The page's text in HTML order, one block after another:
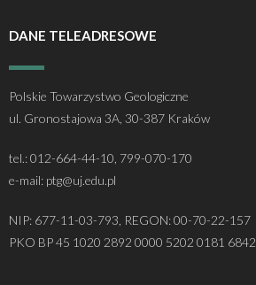
DANE TELEADRESOWE
Polskie Towarzystwo Geologiczne
ul. Gronostajowa 3A, 30-387 Kraków
tel.: 012-664-44-10, 799-070-170
e-mail: ptg@uj.edu.pl
NIP: 677-11-03-793, REGON: 00-70-22-157
PKO BP 45 1020 2892 0000 5202 0181 6842